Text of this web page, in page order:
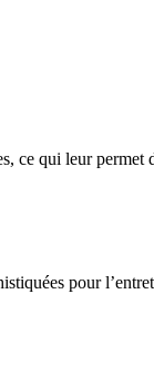
ce qui leur
pour